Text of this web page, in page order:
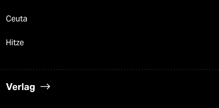
Ceuta
Hitze
Verlag